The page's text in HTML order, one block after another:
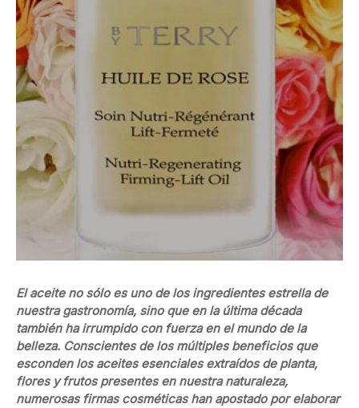
El aceite no sólo es uno de los ingredientes estrella de
nuestra gastronomía, sino que en la última década
también ha irrumpido con fuerza en el mundo de la
belleza. Conscientes de los múltiples beneficios que
esconden los aceites esenciales extraídos de planta,
flores y frutos presentes en nuestra naturaleza,
numerosas firmas cosméticas han apostado por elaborar